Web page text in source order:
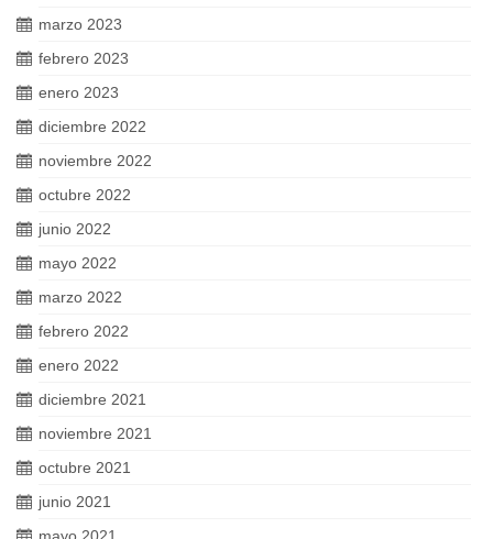
marzo 2023
febrero 2023
enero 2023
diciembre 2022
noviembre 2022
octubre 2022
junio 2022
mayo 2022
marzo 2022
febrero 2022
enero 2022
diciembre 2021
noviembre 2021
octubre 2021
junio 2021